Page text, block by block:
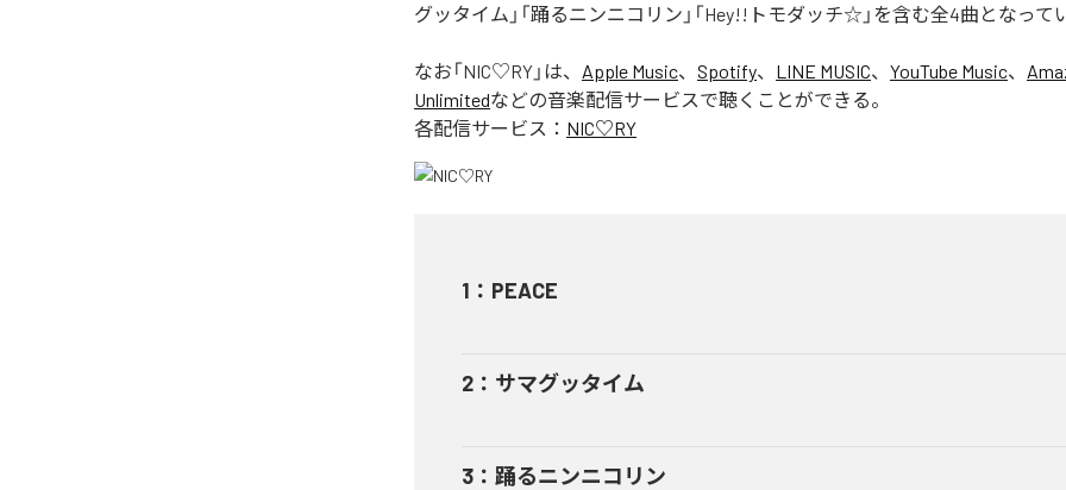
グッタイム」「踊るニンニコリン」「Hey!!トモダッチ☆」を含む全4曲となって
なお「NIC♡RY 」は、 Apple Music、 Spotify、 LINE MUSIC、 YouTube Music、
Unlimitedなどの音楽配信サービスで聴くことができる。
各配信サービス： NIC♡RY
1 ： PEACE
2 ： サマグッタイム
3 ： 踊るニンニコリン